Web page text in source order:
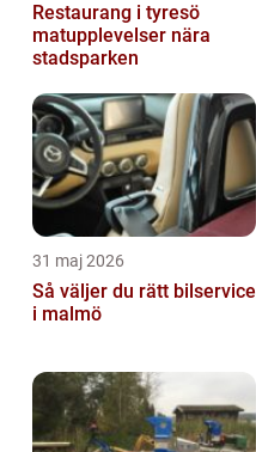
Restaurang i tyresö
matupplevelser nära
stadsparken
31 maj 2026
Så väljer du rätt bilservice
i malmö